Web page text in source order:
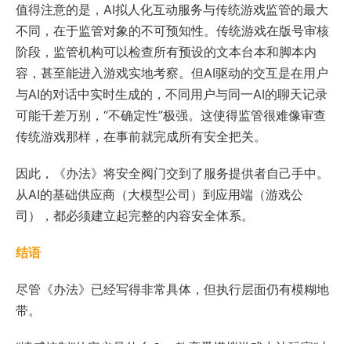
值得注意的是，AI拟人化互动服务与传统游戏监管的最大
不同，在于监管对象的不可预知性。传统游戏在版号审核
阶段，监管机构可以检查所有预设的文本台本和脚本内
容，甚至能进入游戏实地考察。但AI驱动的交互是在用户
与AI的对话中实时生成的，不同用户与同一AI的聊天记录
可能千差万别，“不确定性”极强。这使得监管很难像审查
传统游戏那样，在事前就完成所有安全把关。
因此，《办法》将安全阀门交到了服务提供者自己手中。
从AI的基础供应商（大模型公司）到应用端（游戏公
司），都必须建立起完整的内容安全体系。
结语
尽管《办法》已经写得非常具体，但执行层面仍有模糊地
带。